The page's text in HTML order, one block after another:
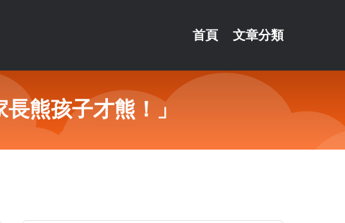
首頁 文章分類
熊孩子才熊！」